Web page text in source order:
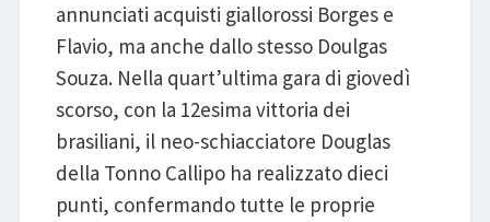
annunciati acquisti giallorossi Borges e
Flavio, ma anche dallo stesso Doulgas
Souza. Nella quart’ultima gara di giovedì
scorso, con la 12esima vittoria dei
brasiliani, il neo-schiacciatore Douglas
della Tonno Callipo ha realizzato dieci
punti, confermando tutte le proprie